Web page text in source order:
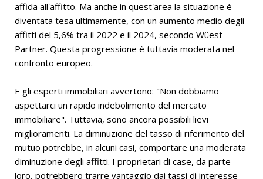
affida all'affitto. Ma anche in quest'area la situazione è
diventata tesa ultimamente, con un aumento medio degli
affitti del 5,6% tra il 2022 e il 2024, secondo Wüest
Partner. Questa progressione è tuttavia moderata nel
confronto europeo.
E gli esperti immobiliari avvertono: "Non dobbiamo
aspettarci un rapido indebolimento del mercato
immobiliare". Tuttavia, sono ancora possibili lievi
miglioramenti. La diminuzione del tasso di riferimento del
mutuo potrebbe, in alcuni casi, comportare una moderata
diminuzione degli affitti. I proprietari di case, da parte
loro, potrebbero trarre vantaggio dai tassi di interesse